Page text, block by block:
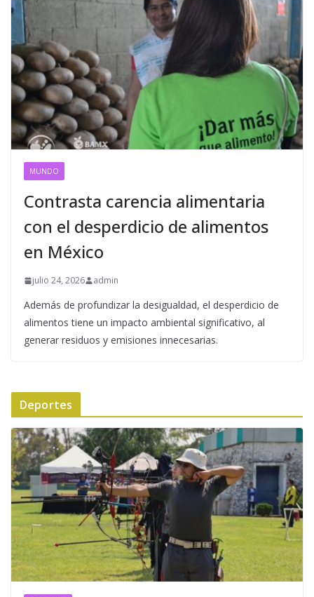
MUNDO
Contrasta carencia alimentaria
con el desperdicio de alimentos
en México
julio 24, 2026 admin
Además de profundizar la desigualdad, el desperdicio de
alimentos tiene un impacto ambiental significativo, al
generar residuos y emisiones innecesarias.
Deportes